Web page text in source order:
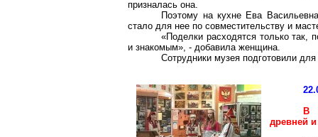
призналась она.
Поэтому на кухне Ева
стало для нее по совместительству и
«Поделки расходятся только так,
и знакомым», - добавила женщина.
Сотрудники музея подготовили
В
древней